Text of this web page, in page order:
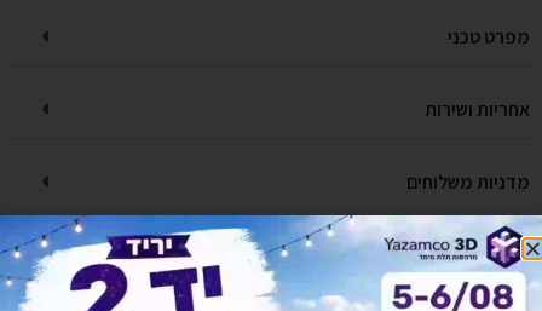
מפרט טכני
אחריות ושירות
מדניות משלוחים
יש לך שאלה על המוצר?
לחץ כאן ונציגנו יחזרו אליך בהקדם!